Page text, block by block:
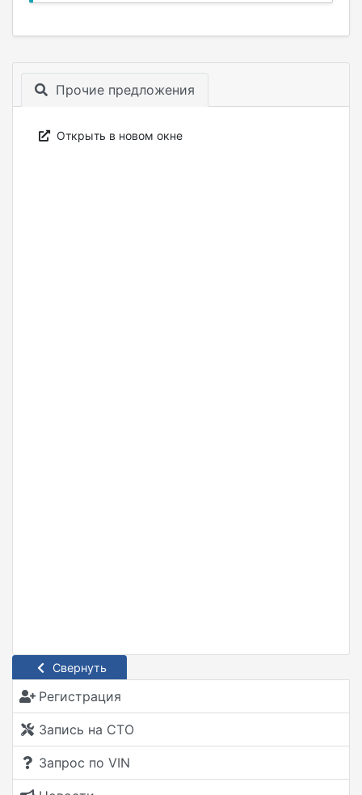
Свернуть
Регистрация
Запись на СТО
Запрос по VIN
Прочие предложения
Открыть в новом окне